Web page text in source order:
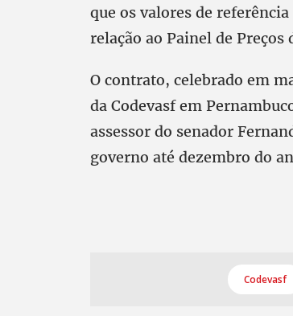
que os valores de
relação ao Painel de
O contrato, celebrado em
da Codevasf em
assessor do senador
governo até dezembro do
Codevasf